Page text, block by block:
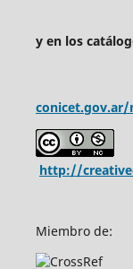
y en los
conicet.gov.ar/
http://
Miembro de: